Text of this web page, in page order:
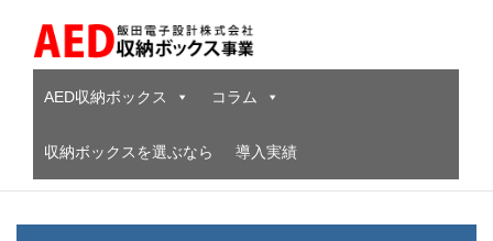
AED収納ボックス
コラム
収納ボックスを選ぶなら 導入実績